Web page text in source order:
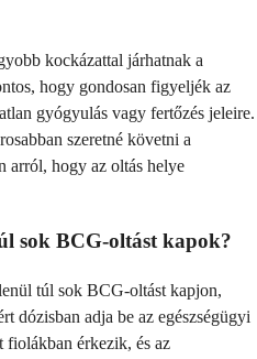
kockázattal járhatnak a
hogy gondosan figyeljék az
gyógyulás vagy fertőzés jeleire.
szeretné követni a
arról, hogy az oltás helye
sok BCG-oltást kapok?
túl sok BCG-oltást kapjon,
dózisban adja be az egészségügyi
fiolákban érkezik, és az